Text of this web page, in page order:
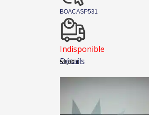
Détails
BOACASP531
Indisponible
59,00€